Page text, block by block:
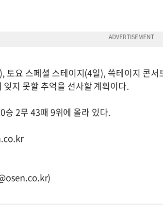
토요 스페셜 스테이지(4일), 쓱테이지 콘
잊지 못할 추억을 선사할 계획이다.
승 2무 43패 9위에 올라 있다.
)